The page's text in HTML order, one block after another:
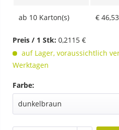
ab 10 Karton(s) € 46,53
Preis / 1 Stk: 0,2115 €
auf Lager, voraussichtlich
Werktagen
Farbe: